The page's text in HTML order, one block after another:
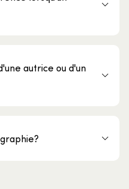
autrice ou d'un